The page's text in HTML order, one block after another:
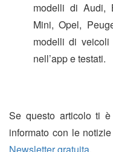
modelli di Audi,
Mini, Opel,
modelli di veicoli
nell’app e testati.
Se questo articolo ti
informato con le